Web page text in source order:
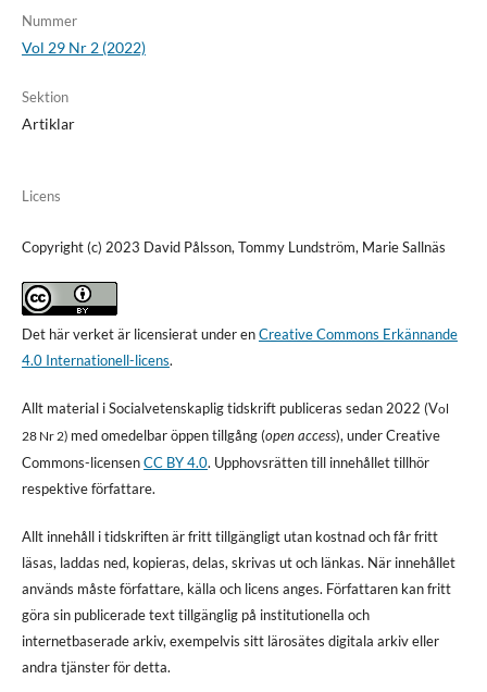
Nummer
Vol 29 Nr 2 (2022)
Sektion
Artiklar
Licens
Copyright (c) 2023 David Pålsson, Tommy Lundström, Marie Sallnäs
Det här verket är licensierat under enCreative Commons Erkännande
4.0 Internationell-licens.
Allt material i Socialvetenskaplig tidskrift publiceras sedan 2022 (Vol
28 Nr 2) med omedelbar öppen tillgång (open access), under Creative
Commons-licensenCC BY 4.0. Upphovsrätten till innehållet tillhör
respektive författare.
Allt innehåll i tidskriften är fritt tillgängligt utan kostnad och får fritt
läsas, laddas ned, kopieras, delas, skrivas ut och länkas. När innehållet
används måste författare, källa och licens anges. Författaren kan fritt
göra sin publicerade text tillgänglig på institutionella och
internetbaserade arkiv, exempelvis sitt lärosätes digitala arkiv eller
andra tjänster för detta.